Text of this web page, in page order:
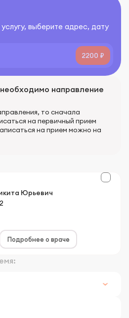
выберите адрес, дату
2200 ₽
направление
то сначала
на первичный прием
на прием можно на
Юрьевич
Подробнее о враче